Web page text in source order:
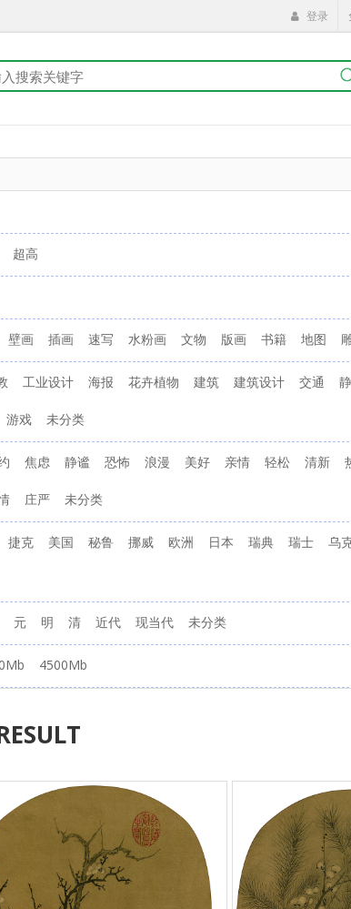
登录
超高
壁画 插画 速写 水粉画 文物 版画 书籍 地图
工业设计 海报 花卉植物 建筑 建筑设计 交通
游戏 未分类
焦虑 静谧 恐怖 浪漫 美好 亲情 轻松 清新
庄严 未分类
捷克 美国 秘鲁 挪威 欧洲 日本 瑞典 瑞士 乌
元 明 清 近代 现当代 未分类
4500Mb